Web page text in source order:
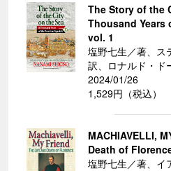
The Story of the
Thousand Years
vol. 1
塩野七生／著、ス
訳、ロナルド・ド
2024/01/26
1,529円（税込）
MACHIAVELLI,
Death of
塩野七生／著、イ